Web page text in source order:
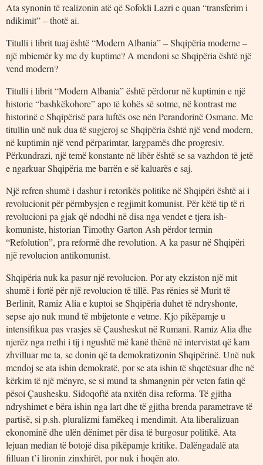
Ata synonin të realizonin atë që Sofokli Lazri e quan “transferim i
ndikimit” – thotë ai.
Titulli i librit tuaj është “Modern Albania” – Shqipëria moderne –
një mbiemër ky me dy kuptime? A mendoni se Shqipëria është një
vend modern?
Titulli i librit “Modern Albania” është përdorur në kuptimin e një
historie “bashkëkohore” apo të kohës së sotme, në kontrast me
historinë e Shqipërisë para luftës ose nën Perandorinë Osmane. Me
titullin unë nuk dua të sugjeroj se Shqipëria është një vend modern,
në kuptimin një vend përparimtar, largpamës dhe progresiv.
Përkundrazi, një temë konstante në libër është se sa vazhdon të jetë
e ngarkuar Shqipëria me barrën e së kaluarës e saj.
Një refren shumë i dashur i retorikës politike në Shqipëri është ai i
revolucionit për përmbysjen e regjimit komunist. Për këtë tip të ri
revolucioni pa gjak që ndodhi në disa nga vendet e tjera ish-
komuniste, historian Timothy Garton Ash përdor termin
“Refolution”, pra reformë dhe revolution. A ka pasur në Shqipëri
një revolucion antikomunist.
Shqipëria nuk ka pasur një revolucion. Por aty ekziston një mit
shumë i fortë për një revolucion të tillë. Pas rënies së Murit të
Berlinit, Ramiz Alia e kuptoi se Shqipëria duhet të ndryshonte,
sepse ajo nuk mund të mbijetonte e vetme. Kjo pikëpamje u
intensifikua pas vrasjes së Çausheskut në Rumani. Ramiz Alia dhe
njerëz nga rrethi i tij i ngushtë më kanë thënë në intervistat që kam
zhvilluar me ta, se donin që ta demokratizonin Shqipërinë. Unë nuk
mendoj se ata ishin demokratë, por se ata ishin të shqetësuar dhe në
kërkim të një mënyre, se si mund ta shmangnin për veten fatin që
pësoi Çaushesku. Sidoqoftë ata nxitën disa reforma. Të gjitha
ndryshimet e bëra ishin nga lart dhe të gjitha brenda parametrave të
partisë, si p.sh. pluralizmi famëkeq i mendimit. Ata liberalizuan
ekonominë dhe ulën dënimet për disa të burgosur politikë. Ata
lejuan median të botojë disa pikëpamje kritike. Dalëngadalë ata
filluan t’i lironin zinxhirët, por nuk i hoqën ato.